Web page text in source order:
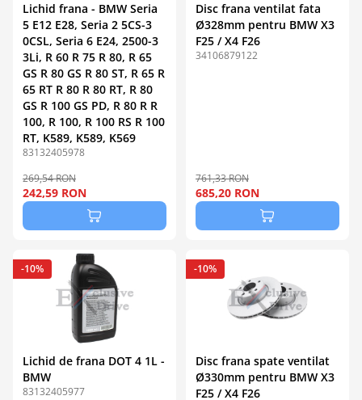
Lichid frana - BMW Seria
5 E12 E28, Seria 2 5CS-3
0CSL, Seria 6 E24, 2500-3
3Li, R 60 R 75 R 80, R 65
GS R 80 GS R 80 ST, R 65 R
65 RT R 80 R 80 RT, R 80
GS R 100 GS PD, R 80 R R
100, R 100, R 100 RS R 100
RT, K589, K589, K569
83132405978
269,54 RON
242,59 RON
Disc frana ventilat fata
Ø328mm pentru BMW X3
F25 / X4 F26
34106879122
761,33 RON
685,20 RON
Lichid de frana DOT 4 1L -
BMW
83132405977
-10%
Disc frana spate ventilat
Ø330mm pentru BMW X3
F25 / X4 F26
-10%